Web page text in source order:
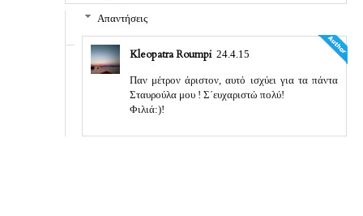
Απαντήσεις
Kleopatra Roumpi 24.4.15
Παν μέτρον άριστον, αυτό ισχύει για τα πάντα
Σταυρούλα μου ! Σ΄ευχαριστώ πολύ!
Φιλιά:)!